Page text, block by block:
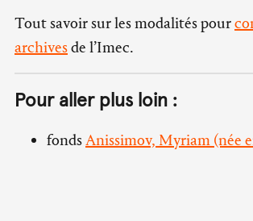
Tout savoir sur les modalités pour
archivesde l’Imec.
Pour aller plus loin :
fondsAnissimov, Myriam (née